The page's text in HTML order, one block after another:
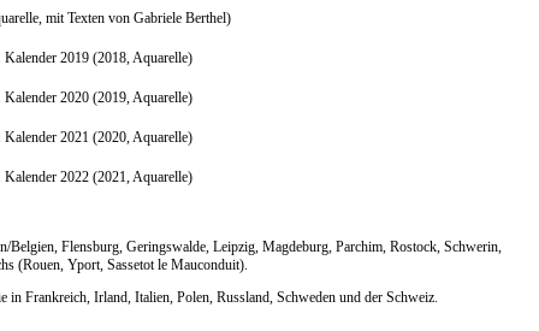
mit Texten von Gabriele Berthel)
Kalender 2019 (2018, Aquarelle)
Kalender 2020 (2019, Aquarelle)
Kalender 2021 (2020, Aquarelle)
Kalender 2022 (2021, Aquarelle)
Belgien, Flensburg, Geringswalde, Leipzig, Magdeburg, Parchim, Rostock, Schwerin,
(Rouen, Yport, Sassetot le Mauconduit).
Frankreich, Irland, Italien, Polen, Russland, Schweden und der Schweiz.